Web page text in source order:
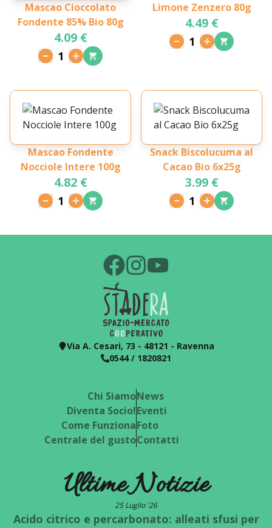
Mascao Cioccolato
Fondente 85% Bio 80g
4.09 €
1
Limone Zenzero 80g
4.49 €
1
Mascao Fondente
Nocciole Intere 100g
4.82 €
1
Snack Biscolucuma al
Cacao Bio 6x25g
3.99 €
1
Via A. Cesari, 73 - 48121 - Ravenna
0544 / 1820821
Chi Siamo
Diventa Socio!
Come Funziona
Centrale del gusto
News
Eventi
Foto
Contatti
Ultime Notizie
25 Luglio '26
Acido citrico e percarbonato: alleati sfusi per